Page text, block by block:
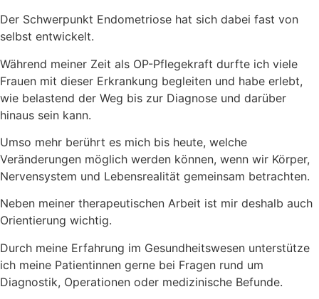
Der Schwerpunkt Endometriose hat sich dabei fast von
selbst entwickelt.
Während meiner Zeit als OP-Pflegekraft durfte ich viele
Frauen mit dieser Erkrankung begleiten und habe erlebt,
wie belastend der Weg bis zur Diagnose und darüber
hinaus sein kann.
Umso mehr berührt es mich bis heute, welche
Veränderungen möglich werden können, wenn wir Körper,
Nervensystem und Lebensrealität gemeinsam betrachten.
Neben meiner therapeutischen Arbeit ist mir deshalb auch
Orientierung wichtig.
Durch meine Erfahrung im Gesundheitswesen unterstütze
ich meine Patientinnen gerne bei Fragen rund um
Diagnostik, Operationen oder medizinische Befunde.